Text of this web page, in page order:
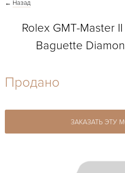
27-44
← Назад
Rolex GMT-Master
Baguette
Продано
ЗАКАЗАТЬ ЭТУ